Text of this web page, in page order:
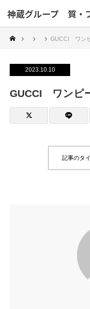
神蔵グループ 質・
GUCCI ワン
2023.10.10
GUCCI ワンピ
記事のタ